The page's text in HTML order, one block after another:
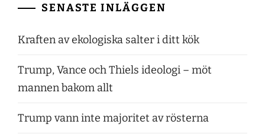
SENASTE INLÄGGEN
Kraften av ekologiska salter i ditt kök
Trump, Vance och Thiels ideologi – möt
mannen bakom allt
Trump vann inte majoritet av rösterna